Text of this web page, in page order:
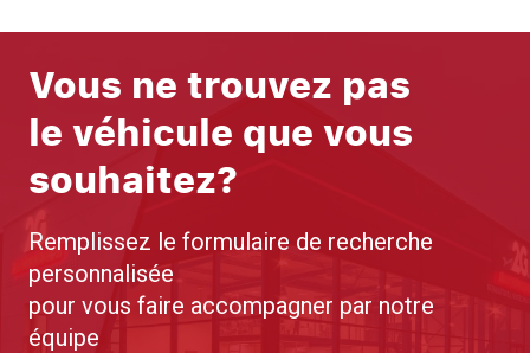
Vous ne trouvez pas
le véhicule que vous
souhaitez?
Remplissez le formulaire de recherche
personnalisée
pour vous faire accompagner par notre
équipe